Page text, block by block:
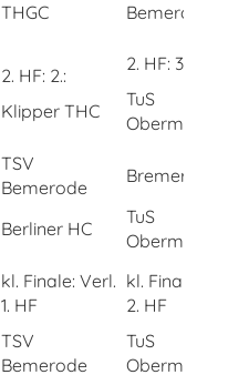
THGC
Bemerode
2. HF: 2.:
Klipper THC
2. HF: 3.:
TuS
TSV
Bemerode
Bremer HC
Berliner HC
TuS
kl. Finale: Verl.
1. HF
TSV
Bemerode
kl. Finale:
2. HF
TuS